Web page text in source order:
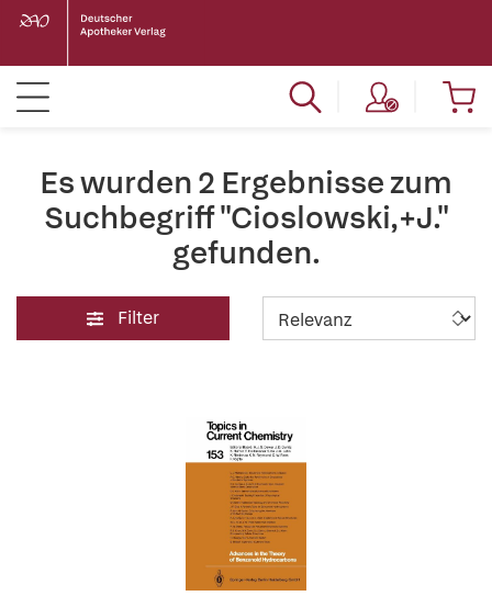
Es wurden 2 Ergebnisse zum
Suchbegriff "Cioslowski,+J."
gefunden.
Filter